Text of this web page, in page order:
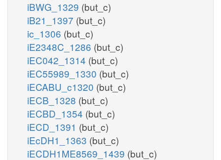
iBWG_1329 (but_c)
iB21_1397 (but_c)
ic_1306 (but_c)
iE2348C_1286 (but_c)
iEC042_1314 (but_c)
iEC55989_1330 (but_c)
iECABU_c1320 (but_c)
iECB_1328 (but_c)
iECBD_1354 (but_c)
iECD_1391 (but_c)
iEcDH1_1363 (but_c)
iECDH1ME8569_1439 (but_c)